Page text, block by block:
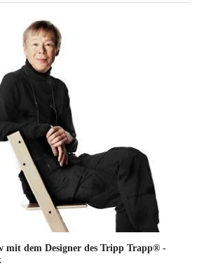
mit dem Designer des Tripp Trapp® -